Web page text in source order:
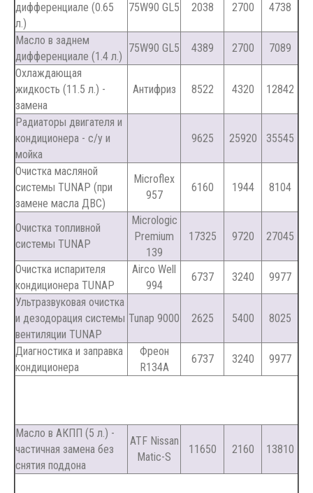
дифференциале (0.65
л.)
75W90 GL5 2038 2700 4738
Масло в заднем
дифференциале (1.4 л.)
75W90 GL5 4389 2700
7089
Охлаждающая
жидкость (11.5 л.) -
замена
Антифриз 8522 4320 12842
Радиаторы двигателя и
кондиционера - с/у и
мойка
9625 25920 35545
Очистка масляной
системы TUNAP (при
замене масла ДВС)
Microflex
957
6160 1944 8104
Очистка топливной
системы TUNAP
Micrologic
Premium
139
17325 9720 27045
Очистка испарителя
кондиционера TUNAP
Airco Well
994
6737 3240
9977
Ультразвуковая очистка
и дезодорация системы
вентиляции TUNAP
Tunap 9000 2625 5400 8025
Диагностика и заправка
кондиционера
Фреон
R134A
6737 3240 9977
Масло в АКПП (5 л.) -
частичная замена без
снятия поддона
ATF Nissan
Matic-S
11650 2160 13810